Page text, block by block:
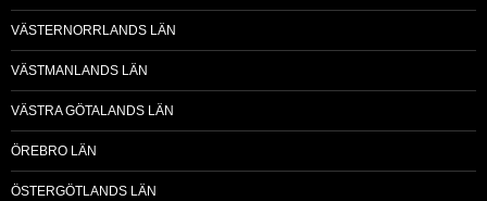
VÄSTERNORRLANDS LÄN
VÄSTMANLANDS LÄN
VÄSTRA GÖTALANDS LÄN
ÖREBRO LÄN
ÖSTERGÖTLANDS LÄN